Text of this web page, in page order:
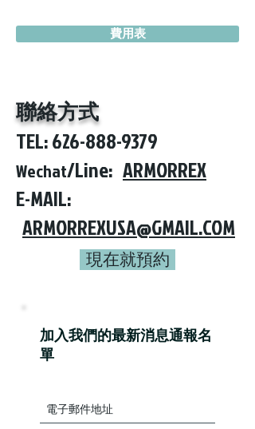
費用表
聯絡方式
TEL:626-888-9379
Wechat/Line: ARMORREX
E-MAIL:
ARMORREXUSA@GMAIL.COM
現在就預約
加入我們的最新消息通報名
單